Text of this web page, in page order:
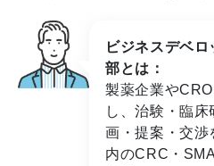
ビジネスデベロ
部とは：
製薬企業や
し、治験・臨
画・提案・交渉
内のCRC・